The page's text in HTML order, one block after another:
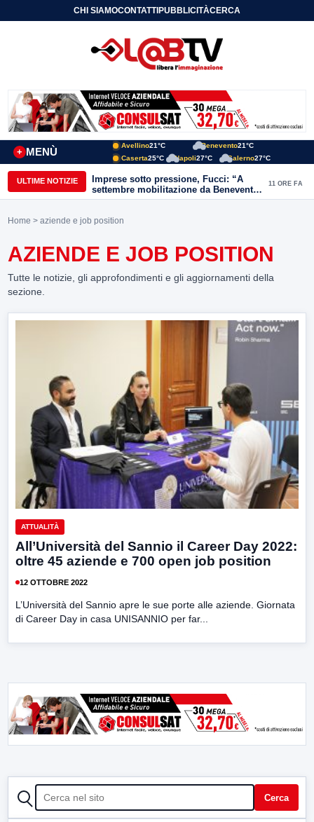
CHI SIAMOCONTATTIPUBBLICITÀCERCA
MENÙ
+
Avellino21°C Benevento21°C
Caserta25°C Napoli27°C Salerno27°C
ULTIME NOTIZIE
Imprese sotto pressione, Fucci: “A
settembre mobilitazione da Benevento
e Avellino”
11 ORE FA
Home > aziende e job position
AZIENDE E JOB POSITION
Tutte le notizie, gli approfondimenti e gli aggiornamenti della
sezione.
ATTUALITÀ
All’Università del Sannio il Career Day 2022:
oltre 45 aziende e 700 open job position
12 OTTOBRE 2022
L’Università del Sannio apre le sue porte alle aziende. Giornata
di Career Day in casa UNISANNIO per far...
CERCA Cerca